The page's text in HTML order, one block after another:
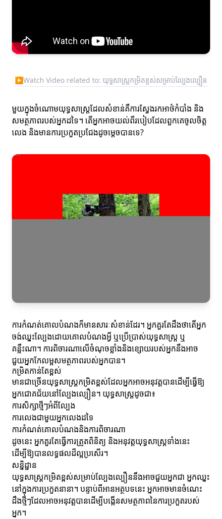
▶Watch Video related to: យុទ្ធសាស្ត្រកម្រិតខ្ពស់សម្រាប់ល្បែងល្បឿន
មួយក្នុងចំណោមយុទ្ធសាស្ត្រដែលសំខាន់គឺការស្វែងរកអាថ៌កំបាំង និង
សមត្ថភាពរបស់អ្នកដទៃ។ តើអ្នកអាចយល់ពីរបៀបដែលពួកគេចូលចិត្ត
លេង និងមានការប្រកួតប្រជែងដូចម្តេចបានទេ?
ការកំណត់គោលបំណងក៏មានសារៈសំខាន់ដែរ។ អ្នកគួរតែដឹងថាតើអ្នក
ចង់ឈ្នះល្បែងដោយគោលបំណងអ្វី ឬប្រើប្រាស់យុទ្ធសាស្ត្រ ឬ
គន្លឹះណា។ ការពិចារណាលើចំណុចខ្លាំងនិងខ្សោយរបស់អ្នកនឹងអាច
ជួយអ្នកកែលម្អ​សមត្ថភាពរបស់អ្នកបាន។
កម្រិតកាន់តែខ្ពស់
មានជាច្រើនយុទ្ធសាស្ត្រកម្រិតខ្ពស់ដែលអ្នកអាចអនុវត្តបានដើម្បីធ្វើឱ្យ
អ្នកជោគជ័យនៅល្បែងល្បឿន។ យុទ្ធសាស្ត្រដូចជា៖
ការសិក្សាថ្មីៗអំពីល្បែង
ការលេងជាមួយអ្នកលេងដទៃ
ការកំណត់គោលបំណងនិងការពិចារណា
ដូចនេះ អ្នកគួរតែធ្វើការត្រួតពិនិត្យ និងអនុវត្តយុទ្ធសាស្ត្រទាំងនេះ
ដើម្បីឱ្យបានលទ្ធផលដ៏ល្អប្រសើរ។
សន្និដ្ឋាន
យុទ្ធសាស្ត្រកម្រិតខ្ពស់សម្រាប់ល្បែងល្បឿននឹងអាចជួយអ្នកជា អ្នកឈ្នះ
នៅក្នុងការប្រកួតនានា។ បន្ទាប់ពីអានអត្ថបទនេះ អ្នកអាចមានចំណេះ
ដឹងថ្មីៗដែលអាចអនុវត្តបានដើម្បីបង្កើនសមត្ថភាពនៃការប្រកួតរបស់
អ្នក។